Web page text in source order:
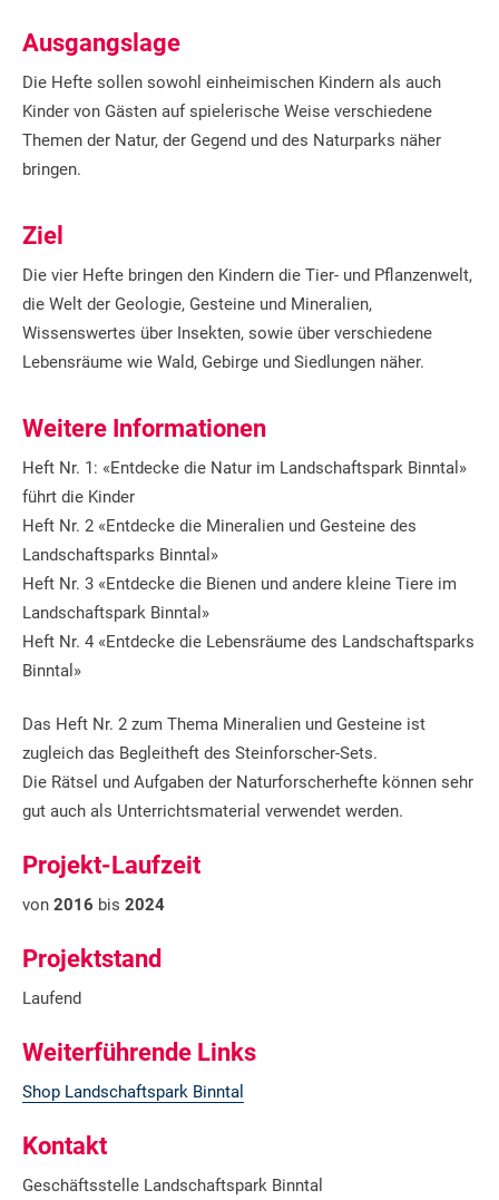
Ausgangslage
Die Hefte sollen sowohl einheimischen Kindern als auch
Kinder von Gästen auf spielerische Weise verschiedene
Themen der Natur, der Gegend und des Naturparks näher
bringen.
Ziel
Die vier Hefte bringen den Kindern die Tier- und Pflanzenwelt,
die Welt der Geologie, Gesteine und Mineralien,
Wissenswertes über Insekten, sowie über verschiedene
Lebensräume wie Wald, Gebirge und Siedlungen näher.
Weitere Informationen
Heft Nr. 1: «Entdecke die Natur im Landschaftspark Binntal»
führt die Kinder
Heft Nr. 2 «Entdecke die Mineralien und Gesteine des
Landschaftsparks Binntal»
Heft Nr. 3 «Entdecke die Bienen und andere kleine Tiere im
Landschaftspark Binntal»
Heft Nr. 4 «Entdecke die Lebensräume des Landschaftsparks
Binntal»
Das Heft Nr. 2 zum Thema Mineralien und Gesteine ist
zugleich das Begleitheft des Steinforscher-Sets.
Die Rätsel und Aufgaben der Naturforscherhefte können sehr
gut auch als Unterrichtsmaterial verwendet werden.
Projekt-Laufzeit
von 2016 bis 2024
Projektstand
Laufend
Weiterführende Links
Shop Landschaftspark Binntal
Kontakt
Geschäftsstelle Landschaftspark Binntal